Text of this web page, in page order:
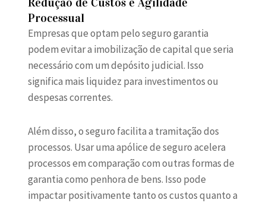
Processual
Empresas que optam pelo seguro garantia
podem evitar a imobilização de capital que seria
necessário com um depósito judicial. Isso
significa mais liquidez para investimentos ou
despesas correntes.
Além disso, o seguro facilita a tramitação dos
processos. Usar uma apólice de seguro acelera
processos em comparação com outras formas de
garantia como penhora de bens. Isso pode
impactar positivamente tanto os custos quanto a